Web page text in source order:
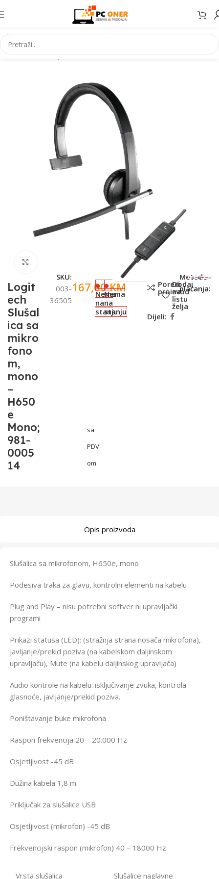
Početna Smartphones Accessories
Logit
ech
Slušal
ica sa
mikro
fono
m,
mono
–
H650
e
Mono;
981-
0005
14
SKU:
003-
36505
167,00KM
sa
PDV-
om
Nema
na
stanju
Nema
na
stanju
Poredi
proizvod
Dodaj
na
listu
želja
Dijeli:
Metode
plaćanja:
Opis proizvoda
Slušalica sa mikrofonom, H650e, mono
Podesiva traka za glavu, kontrolni elementi na kabelu
Plug and Play – nisu potrebni softver ni upravljački
programi
Prikazi statusa (LED): (stražnja strana nosača mikrofona),
javljanje/prekid poziva (na kabelskom daljinskom
upravljaču), Mute (na kabelu daljinskog upravljača)
Audio kontrole na kabelu: isključivanje zvuka, kontrola
glasnoće, javljanje/prekid poziva.
Poništavanje buke mikrofona
Raspon frekvencija 20 – 20.000 Hz
Osjetljivost -45 dB
Dužina kabela 1,8 m
Priključak za slušalice USB
Osjetljivost (mikrofon) -45 dB
Frekvencijski raspon (mikrofon) 40 – 18000 Hz
Vrsta slušalica Slušalice naglavne